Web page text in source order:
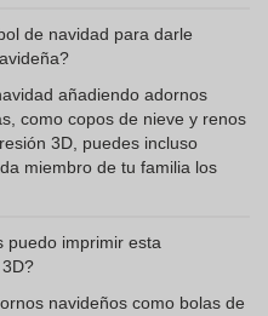
de navidad para darle
añadiendo adornos
como copos de nieve y renos
3D, puedes incluso
miembro de tu familia los
puedo imprimir esta
navideños como bolas de